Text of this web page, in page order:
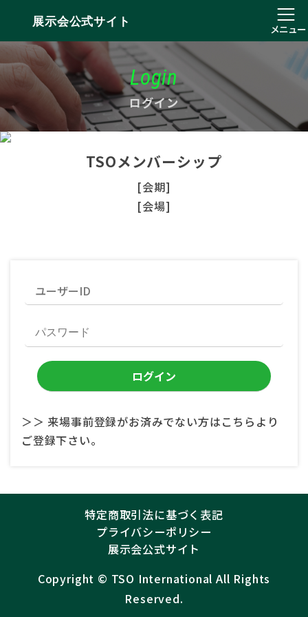
展示会公式サイト
メニュー
Login
ログイン
TSOメンバーシップ
[会期]
[会場]
＞＞ 来場事前登録がお済みでない方はこちらより
ご登録下さい。
特定商取引法に基づく表記
プライバシーポリシー
展示会公式サイト
Copyright ©︎ TSO International All Rights
Reserved.